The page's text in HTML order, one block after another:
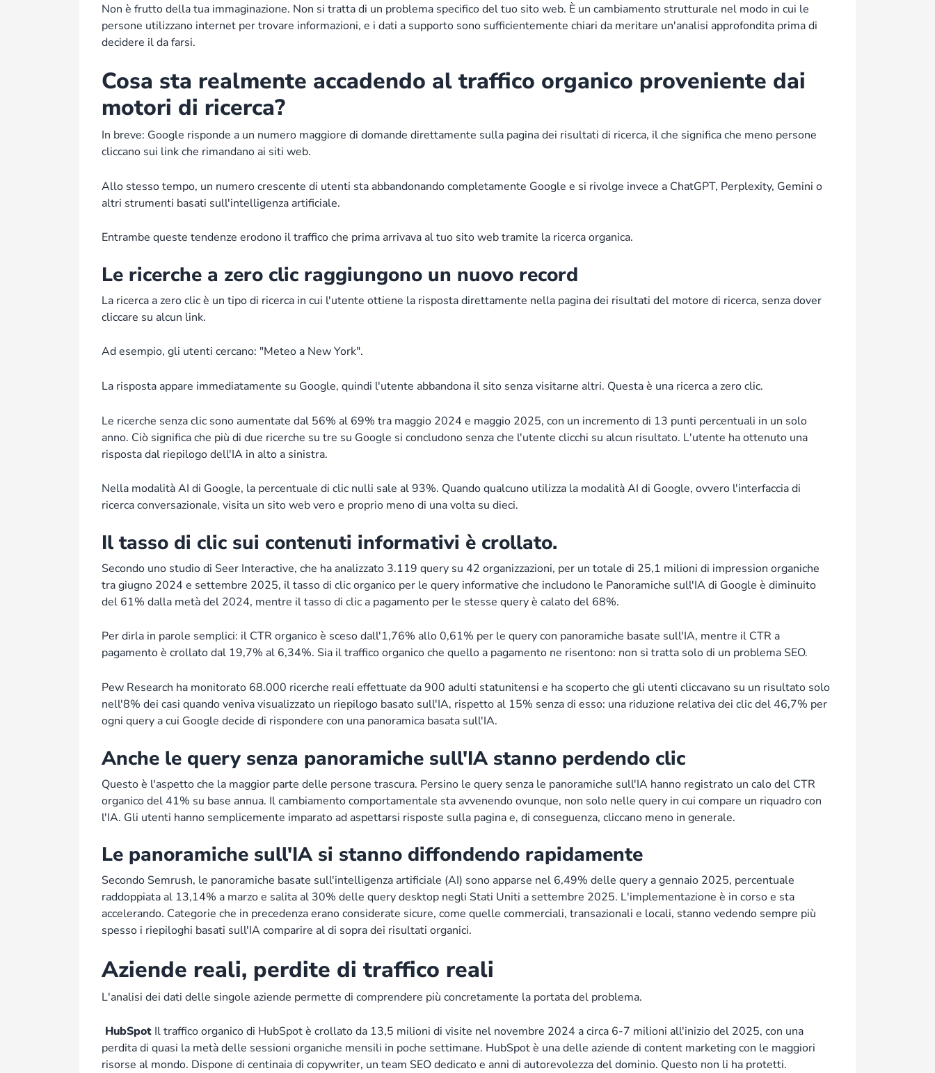
Non è frutto della tua immaginazione. Non si tratta di un problema specifico del tuo sito web. È un cambiamento strutturale nel modo in cui le
persone utilizzano internet per trovare informazioni, e i dati a supporto sono sufficientemente chiari da meritare un'analisi approfondita prima di
decidere il da farsi.
Cosa sta realmente accadendo al traffico organico proveniente dai
motori di ricerca?
In breve: Google risponde a un numero maggiore di domande direttamente sulla pagina dei risultati di ricerca, il che significa che meno persone
cliccano sui link che rimandano ai siti web.
Allo stesso tempo, un numero crescente di utenti sta abbandonando completamente Google e si rivolge invece a ChatGPT, Perplexity, Gemini o
altri strumenti basati sull'intelligenza artificiale.
Entrambe queste tendenze erodono il traffico che prima arrivava al tuo sito web tramite la ricerca organica.
Le ricerche a zero clic raggiungono un nuovo record
La ricerca a zero clic è un tipo di ricerca in cui l'utente ottiene la risposta direttamente nella pagina dei risultati del motore di ricerca, senza dover
cliccare su alcun link.
Ad esempio, gli utenti cercano: "Meteo a New York".
La risposta appare immediatamente su Google, quindi l'utente abbandona il sito senza visitarne altri. Questa è una ricerca a zero clic.
Le ricerche senza clic sono aumentate dal 56% al 69% tra maggio 2024 e maggio 2025, con un incremento di 13 punti percentuali in un solo
anno. Ciò significa che più di due ricerche su tre su Google si concludono senza che l'utente clicchi su alcun risultato. L'utente ha ottenuto una
risposta dal riepilogo dell'IA in alto a sinistra.
Nella modalità AI di Google, la percentuale di clic nulli sale al 93%. Quando qualcuno utilizza la modalità AI di Google, ovvero l'interfaccia di
ricerca conversazionale, visita un sito web vero e proprio meno di una volta su dieci.
Il tasso di clic sui contenuti informativi è crollato.
Secondo uno studio di Seer Interactive, che ha analizzato 3.119 query su 42 organizzazioni, per un totale di 25,1 milioni di impression organiche
tra giugno 2024 e settembre 2025, il tasso di clic organico per le query informative che includono le Panoramiche sull'IA di Google è diminuito
del 61% dalla metà del 2024, mentre il tasso di clic a pagamento per le stesse query è calato del 68%.
Per dirla in parole semplici: il CTR organico è sceso dall'1,76% allo 0,61% per le query con panoramiche basate sull'IA, mentre il CTR a
pagamento è crollato dal 19,7% al 6,34%. Sia il traffico organico che quello a pagamento ne risentono: non si tratta solo di un problema SEO.
Pew Research ha monitorato 68.000 ricerche reali effettuate da 900 adulti statunitensi e ha scoperto che gli utenti cliccavano su un risultato solo
nell'8% dei casi quando veniva visualizzato un riepilogo basato sull'IA, rispetto al 15% senza di esso: una riduzione relativa dei clic del 46,7% per
ogni query a cui Google decide di rispondere con una panoramica basata sull'IA.
Anche le query senza panoramiche sull'IA stanno perdendo clic
Questo è l'aspetto che la maggior parte delle persone trascura. Persino le query senza le panoramiche sull'IA hanno registrato un calo del CTR
organico del 41% su base annua. Il cambiamento comportamentale sta avvenendo ovunque, non solo nelle query in cui compare un riquadro con
l'IA. Gli utenti hanno semplicemente imparato ad aspettarsi risposte sulla pagina e, di conseguenza, cliccano meno in generale.
Le panoramiche sull'IA si stanno diffondendo rapidamente
Secondo Semrush, le panoramiche basate sull'intelligenza artificiale (AI) sono apparse nel 6,49% delle query a gennaio 2025, percentuale
raddoppiata al 13,14% a marzo e salita al 30% delle query desktop negli Stati Uniti a settembre 2025. L'implementazione è in corso e sta
accelerando. Categorie che in precedenza erano considerate sicure, come quelle commerciali, transazionali e locali, stanno vedendo sempre più
spesso i riepiloghi basati sull'IA comparire al di sopra dei risultati organici.
Aziende reali, perdite di traffico reali
L'analisi dei dati delle singole aziende permette di comprendere più concretamente la portata del problema.
HubSpot Il traffico organico di HubSpot è crollato da 13,5 milioni di visite nel novembre 2024 a circa 6-7 milioni all'inizio del 2025, con una
perdita di quasi la metà delle sessioni organiche mensili in poche settimane. HubSpot è una delle aziende di content marketing con le maggiori
risorse al mondo. Dispone di centinaia di copywriter, un team SEO dedicato e anni di autorevolezza del dominio. Questo non li ha protetti.